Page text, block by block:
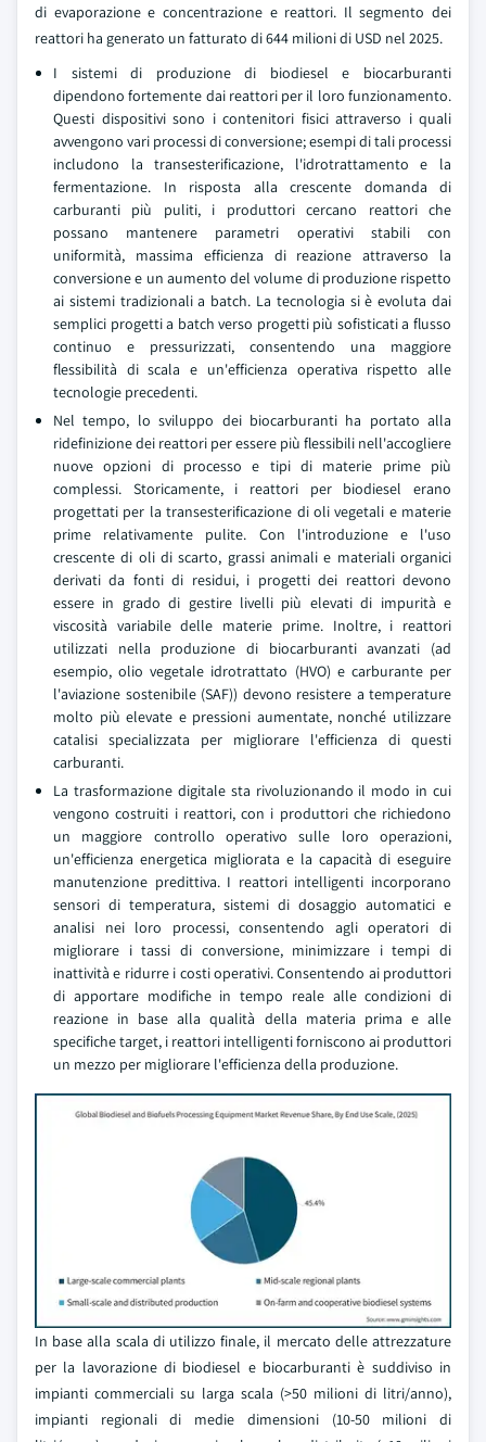
di evaporazione e concentrazione e reattori. Il segmento dei
reattori ha generato un fatturato di 644 milioni di USD nel 2025.
I sistemi di produzione di biodiesel e biocarburanti
dipendono fortemente dai reattori per il loro funzionamento.
Questi dispositivi sono i contenitori fisici attraverso i quali
avvengono vari processi di conversione; esempi di tali processi
includono la transesterificazione, l'idrotrattamento e la
fermentazione. In risposta alla crescente domanda di
carburanti più puliti, i produttori cercano reattori che
possano mantenere parametri operativi stabili con
uniformità, massima efficienza di reazione attraverso la
conversione e un aumento del volume di produzione rispetto
ai sistemi tradizionali a batch. La tecnologia si è evoluta dai
semplici progetti a batch verso progetti più sofisticati a flusso
continuo e pressurizzati, consentendo una maggiore
flessibilità di scala e un'efficienza operativa rispetto alle
tecnologie precedenti.
Nel tempo, lo sviluppo dei biocarburanti ha portato alla
ridefinizione dei reattori per essere più flessibili nell'accogliere
nuove opzioni di processo e tipi di materie prime più
complessi. Storicamente, i reattori per biodiesel erano
progettati per la transesterificazione di oli vegetali e materie
prime relativamente pulite. Con l'introduzione e l'uso
crescente di oli di scarto, grassi animali e materiali organici
derivati da fonti di residui, i progetti dei reattori devono
essere in grado di gestire livelli più elevati di impurità e
viscosità variabile delle materie prime. Inoltre, i reattori
utilizzati nella produzione di biocarburanti avanzati (ad
esempio, olio vegetale idrotrattato (HVO) e carburante per
l'aviazione sostenibile (SAF)) devono resistere a temperature
molto più elevate e pressioni aumentate, nonché utilizzare
catalisi specializzata per migliorare l'efficienza di questi
carburanti.
La trasformazione digitale sta rivoluzionando il modo in cui
vengono costruiti i reattori, con i produttori che richiedono
un maggiore controllo operativo sulle loro operazioni,
un'efficienza energetica migliorata e la capacità di eseguire
manutenzione predittiva. I reattori intelligenti incorporano
sensori di temperatura, sistemi di dosaggio automatici e
analisi nei loro processi, consentendo agli operatori di
migliorare i tassi di conversione, minimizzare i tempi di
inattività e ridurre i costi operativi. Consentendo ai produttori
di apportare modifiche in tempo reale alle condizioni di
reazione in base alla qualità della materia prima e alle
specifiche target, i reattori intelligenti forniscono ai produttori
un mezzo per migliorare l'efficienza della produzione.
In base alla scala di utilizzo finale, il mercato delle attrezzature
per la lavorazione di biodiesel e biocarburanti è suddiviso in
impianti commerciali su larga scala (>50 milioni di litri/anno),
impianti regionali di medie dimensioni (10-50 milioni di